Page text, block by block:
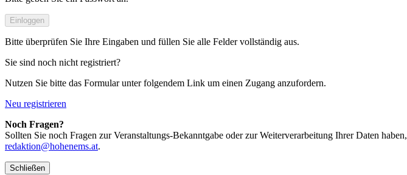
Einloggen
Bitte überprüfen Sie Ihre Eingaben und füllen Sie alle Felder vollständig aus.
Sie sind noch nicht registriert?
Nutzen Sie bitte das Formular unter folgendem Link um einen Zugang anzufordern.
Neu registrieren
Noch Fragen?
Sollten Sie noch Fragen zur Veranstaltungs-Bekanntgabe oder zur Weiterverarbeitung Ihrer Daten
redaktion@hohenems.at.
Schließen